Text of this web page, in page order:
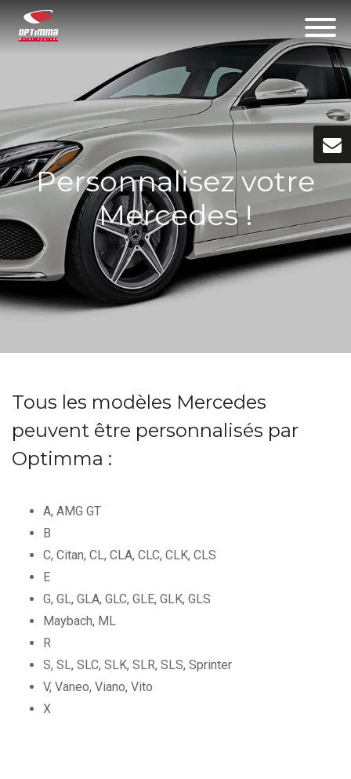
Personnalisez votre
Mercedes !
Tous les modèles Mercedes
peuvent être personnalisés par
Optimma :
A, AMG GT
B
C, Citan, CL, CLA, CLC, CLK, CLS
E
G, GL, GLA, GLC, GLE, GLK, GLS
Maybach, ML
R
S, SL, SLC, SLK, SLR, SLS, Sprinter
V, Vaneo, Viano, Vito
X